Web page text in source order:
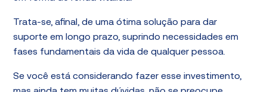
Trata-se, afinal, de uma ótima solução para dar
suporte em longo prazo, suprindo necessidades em
fases fundamentais da vida de qualquer pessoa.
Se você está considerando fazer esse investimento,